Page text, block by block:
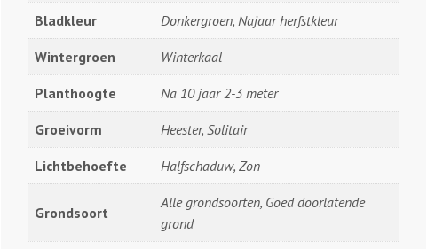
Bladkleur Donkergroen, Najaar herfstkleur
Wintergroen Winterkaal
Planthoogte Na 10 jaar 2-3 meter
Groeivorm Heester, Solitair
Lichtbehoefte Halfschaduw, Zon
Grondsoort
Alle grondsoorten, Goed doorlatende
grond